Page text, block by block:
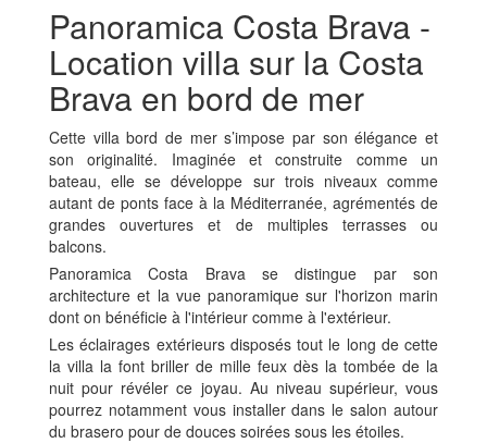
Panoramica Costa Brava -
Location villa sur la Costa
Brava en bord de mer
Cette villa bord de mer s’impose par son élégance et
son originalité. Imaginée et construite comme un
bateau, elle se développe sur trois niveaux comme
autant de ponts face à la Méditerranée, agrémentés de
grandes ouvertures et de multiples terrasses ou
balcons.
Panoramica Costa Brava se distingue par son
architecture et la vue panoramique sur l'horizon marin
dont on bénéficie à l'intérieur comme à l'extérieur.
Les éclairages extérieurs disposés tout le long de cette
la villa la font briller de mille feux dès la tombée de la
nuit pour révéler ce joyau. Au niveau supérieur, vous
pourrez notamment vous installer dans le salon autour
du brasero pour de douces soirées sous les étoiles.